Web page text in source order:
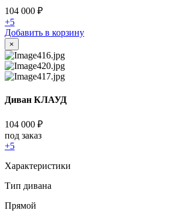
104 000 ₽
+5
Добавить в корзину
×
Диван КЛАУД
104 000 ₽
под заказ
+5
Характеристики
Тип дивана
Прямой